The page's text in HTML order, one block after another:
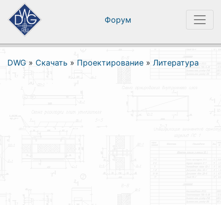
Форум
DWG » Скачать » Проектирование » Литература